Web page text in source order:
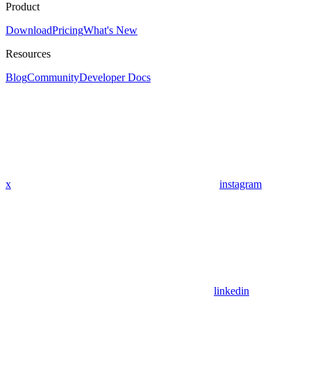
Product
DownloadPricingWhat's New
Resources
BlogCommunityDeveloper Docs
x instagram
linkedin